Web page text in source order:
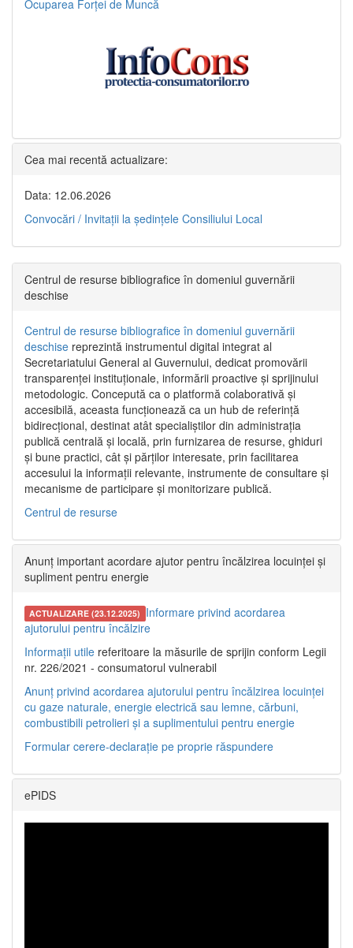
Ocuparea Forței de Muncă
Cea mai recentă actualizare:
Data: 12.06.2026
Convocări / Invitaţii la şedinţele Consiliului Local
Centrul de resurse bibliografice în domeniul guvernării
deschise
Centrul de resurse bibliografice în domeniul guvernării
deschise reprezintă instrumentul digital integrat al
Secretariatului General al Guvernului, dedicat promovării
transparenței instituționale, informării proactive și sprijinului
metodologic. Concepută ca o platformă colaborativă și
accesibilă, aceasta funcționează ca un hub de referință
bidirecțional, destinat atât specialiștilor din administrația
publică centrală și locală, prin furnizarea de resurse, ghiduri
și bune practici, cât și părților interesate, prin facilitarea
accesului la informații relevante, instrumente de consultare și
mecanisme de participare și monitorizare publică.
Centrul de resurse
Anunț important acordare ajutor pentru încălzirea locuinței și
supliment pentru energie
ACTUALIZARE (23.12.2025) Informare privind acordarea
ajutorului pentru încălzire
Informații utile referitoare la măsurile de sprijin conform Legii
nr. 226/2021 - consumatorul vulnerabil
Anunț privind acordarea ajutorului pentru încălzirea locuinței
cu gaze naturale, energie electrică sau lemne, cărbuni,
combustibili petrolieri și a suplimentului pentru energie
Formular cerere-declarație pe proprie răspundere
ePIDS